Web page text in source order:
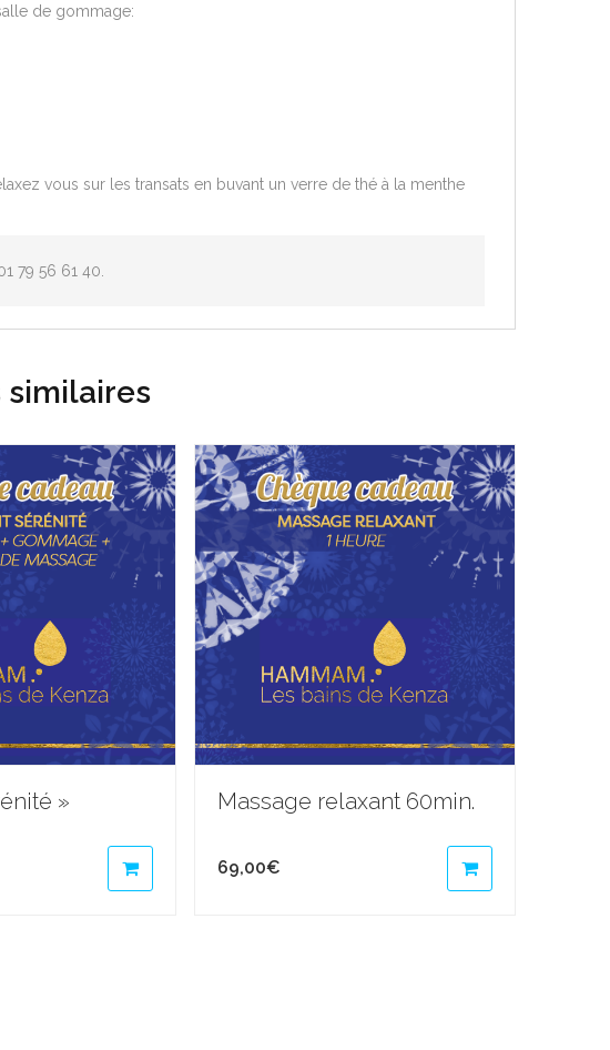
de gommage:
vous sur les transats en buvant un verre de thé à la menthe
79 56 61 40.
similaires
» Massage relaxant 60min.
69,00€